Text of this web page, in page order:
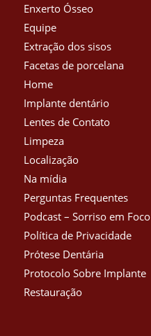
Enxerto Ósseo
Equipe
Extração dos sisos
Facetas de porcelana
Home
Implante dentário
Lentes de Contato
Limpeza
Localização
Na mídia
Perguntas Frequentes
Podcast – Sorriso em Foco
Política de Privacidade
Prótese Dentária
Protocolo Sobre Implante
Restauração